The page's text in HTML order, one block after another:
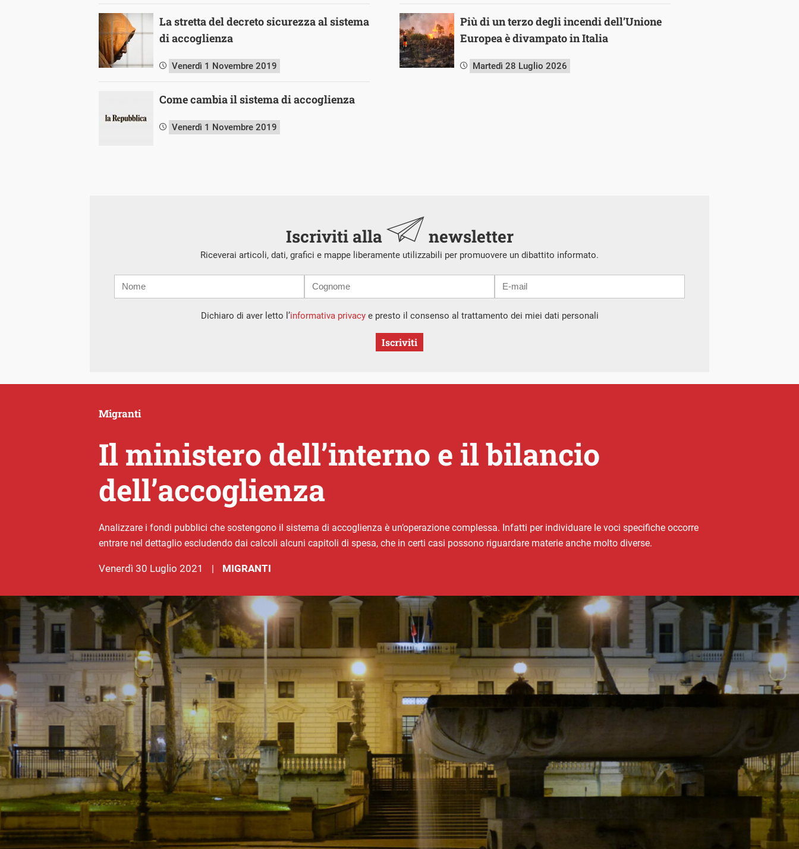
La stretta del decreto sicurezza al sistema
di accoglienza
Venerdì 1 Novembre 2019
Come cambia il sistema di accoglienza
Venerdì 1 Novembre 2019
Più di un terzo degli incendi dell’Unione
Europea è divampato in Italia
Martedì 28 Luglio 2026
Iscriviti alla newsletter
Riceverai articoli, dati, grafici e mappe liberamente utilizzabili per promuovere un dibattito informato.
mail
Dichiaro di aver letto l’informativa privacye presto il consenso al trattamento dei miei dati personali
Iscriviti
Il ministero dell’interno e il bilancio
dell’accoglienza
Migranti
Analizzare i fondi pubblici che sostengono il sistema di accoglienza è un’operazione complessa. Infatti per individuare le voci specifiche occorre
entrare nel dettaglio escludendo dai calcoli alcuni capitoli di spesa, che in certi casi possono riguardare materie anche molto diverse.
venerdì 30 Luglio 2021 MIGRANTI